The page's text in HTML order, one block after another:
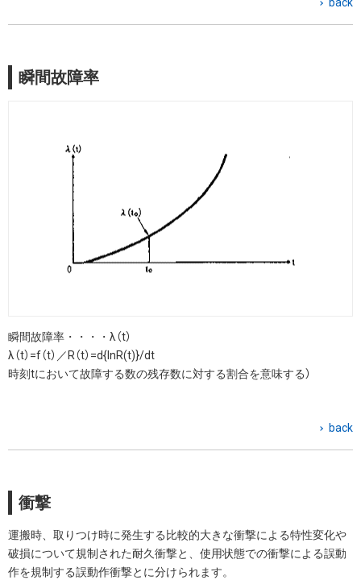
瞬間故障率
瞬間故障率・・・・λ（t）
λ（t）=f（t）／R（t）=d{InR(t)}/dt
時刻tにおいて故障する数の残存数に対する割合を意味する）
back
衝撃
運搬時、取りつけ時に発生する比較的大きな衝撃による特性変化や
破損について規制された耐久衝撃と、使用状態での衝撃による誤動
作を規制する誤動作衝撃とに分けられます。